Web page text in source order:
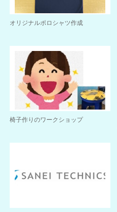
オリジナルポロシャツ作成
椅子作りのワークショップ